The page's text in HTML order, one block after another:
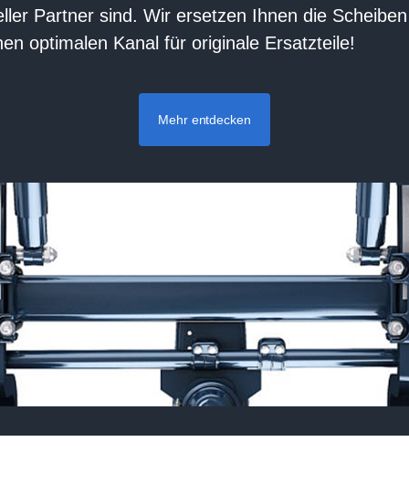
Partner sind. Wir ersetzen Ihnen die
optimalen Kanal für originale Ersatzteile!
Mehr entdecken